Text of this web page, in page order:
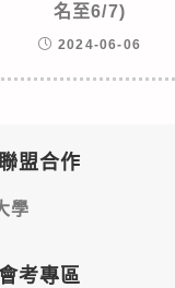
名至6/7)
2024-06-06
盟合作
學
考專區